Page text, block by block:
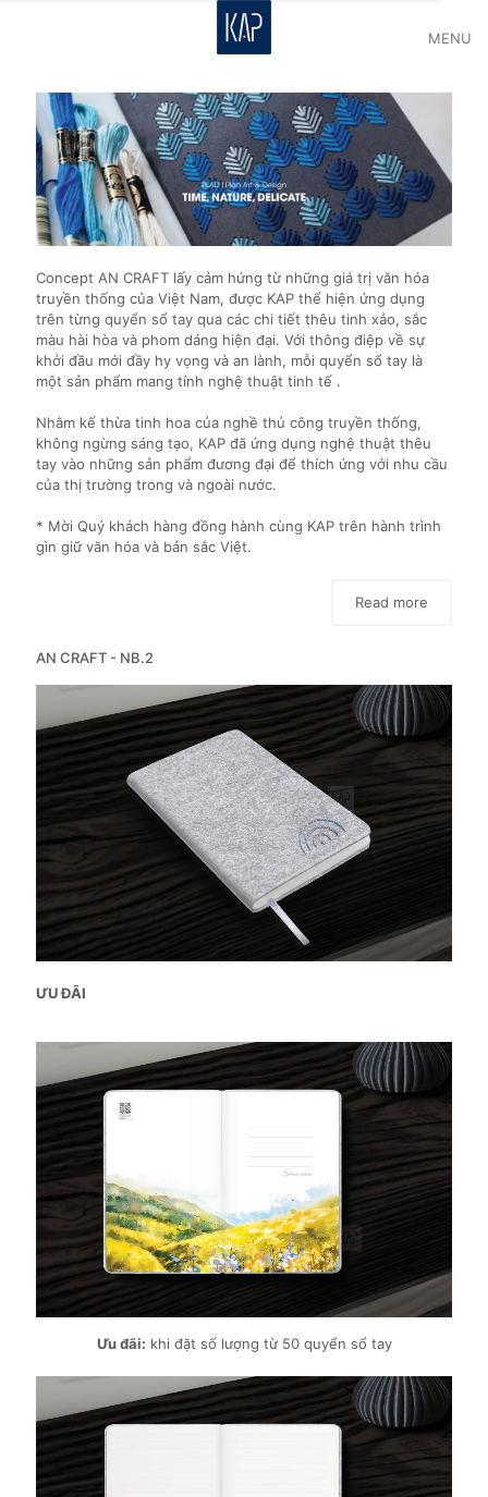
MENU
Concept AN CRAFT lấy cảm hứng từ những giá trị văn hóa
truyền thống của Việt Nam, được KAP thể hiện ứng dụng
trên từng quyển sổ tay qua các chi tiết thêu tinh xảo, sắc
màu hài hòa và phom dáng hiện đại. Với thông điệp về sự
khởi đầu mới đầy hy vọng và an lành, mỗi quyển sổ tay là
một sản phẩm mang tính nghệ thuật tinh tế .
Nhằm kế thừa tinh hoa của nghề thủ công truyền thống,
không ngừng sáng tạo, KAP đã ứng dụng nghệ thuật thêu
tay vào những sản phẩm đương đại để thích ứng với nhu cầu
của thị trường trong và ngoài nước.
* Mời Quý khách hàng đồng hành cùng KAP trên hành trình
gìn giữ văn hóa và bản sắc Việt.
Read more
AN CRAFT - NB.2
ƯU ĐÃI
Ưu đãi: khi đặt số lượng từ 50 quyển sổ tay